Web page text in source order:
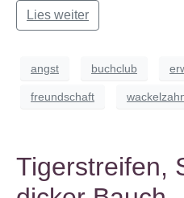
Lies weiter
angst buchclub
freundschaft
Tigerstreifen,